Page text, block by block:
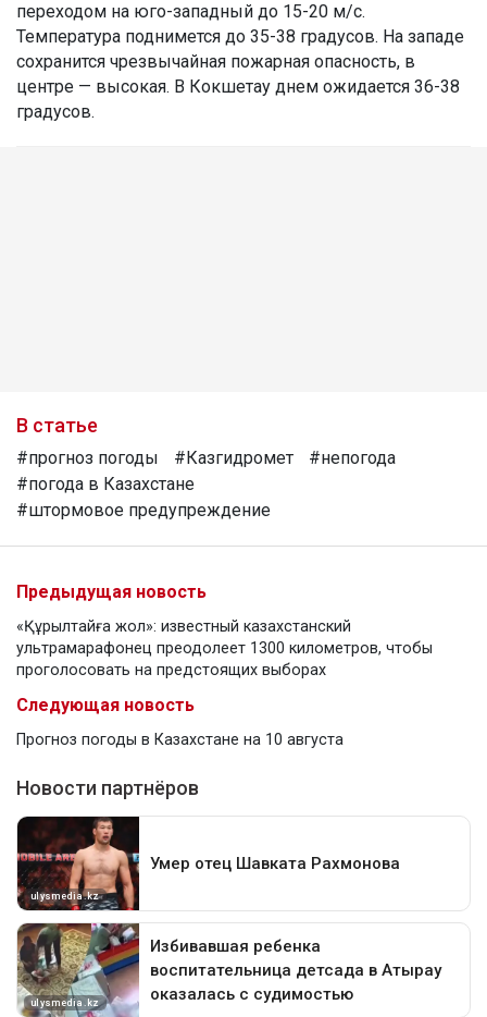
переходом на юго-западный до 15-20 м/с.
Температура поднимется до 35-38 градусов. На западе
сохранится чрезвычайная пожарная опасность, в
центре — высокая. В Кокшетау днем ожидается 36-38
градусов.
В статье
#прогноз погоды #Казгидромет
#непогода
#погода в Казахстане
#штормовое предупреждение
Предыдущая новость
«Құрылтайға жол»: известный казахстанский
ультрамарафонец преодолеет 1300 километров, чтобы
проголосовать на предстоящих выборах
Следующая новость
Прогноз погоды в Казахстане на 10 августа